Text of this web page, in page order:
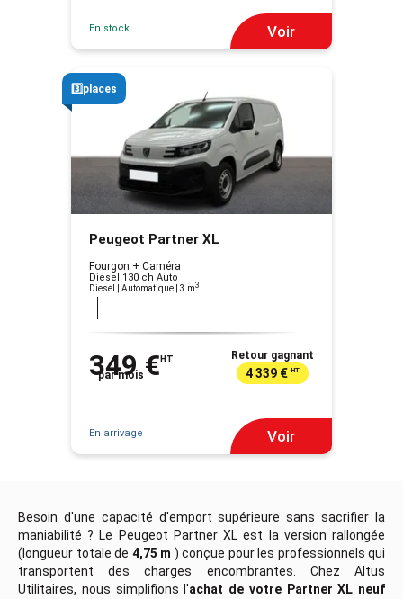
En stock Voir
3️⃣places
Peugeot Partner XL
Fourgon + Caméra
Diesel 130 ch Auto
Diesel | Automatique | 3 m3
349 € HT
par mois
Retour gagnant
4 339 € HT
En arrivage Voir
Besoin d'une capacité d'emport supérieure sans sacrifier la
maniabilité ? Le Peugeot Partner XL est la version rallongée
(longueur totale de 4,75 m ) conçue pour les professionnels qui
transportent des charges encombrantes. Chez Altus
Utilitaires, nous simplifions l'achat de votre Partner XL neuf